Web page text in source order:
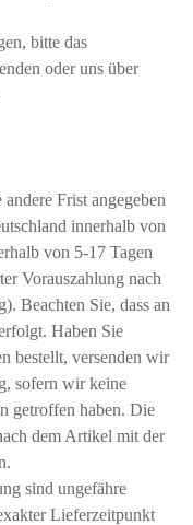
bitte das
oder uns über
Frist angegeben
innerhalb von
von 5-17 Tagen
Vorauszahlung nach
Beachten Sie, dass an
Haben Sie
bestellt, versenden wir
sofern wir keine
getroffen haben. Die
dem Artikel mit der
sind ungefähre
Lieferzeitpunkt